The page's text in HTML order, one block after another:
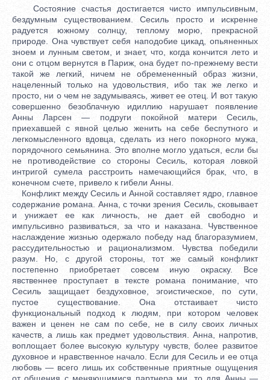
Состояние счастья достигается чисто импульсивным,
бездумным существованием. Сесиль просто и искренне
радуется южному солнцу, теплому морю, прекрасной
природе. Она чувствует себя наподобие цикад, опьяненных
зноем и лунным светом, и знает, что, когда кончится лето и
они с отцом вернутся в Париж, она будет по-прежнему вести
такой же легкий, ничем не обремененный образ жизни,
нацеленный только на удовольствия, ибо так же легко и
просто, ни о чем не задумываясь, живет ее отец. И вот такую
совершенно безоблачную идиллию нарушает появление
Анны Ларсен — подруги покойной матери Сесиль,
приехавшей с явной целью женить на себе беспутного и
легкомысленного вдовца, сделать из него покорного мужа,
порядочного семьянина. Это вполне могло удаться, если бы
не противодействие со стороны Сесиль, которая ловкой
интригой сумела расстроить намечающийся брак, что, в
конечном счете, привело к гибели Анны.
Конфликт между Сесиль и Анной составляет ядро, главное
содержание романа. Анна, с точки зрения Сесиль, сковывает
и унижает ее как личность, не дает ей свободно и
импульсивно развиваться, за что и наказана. Чувственное
наслаждение жизнью одержало победу над благоразумием,
рассудительностью и рационализмом. Чувства победили
разум. Но, с другой стороны, тот же самый конфликт
постепенно приобретает совсем иную окраску. Все
явственнее проступает в тексте романа понимание, что
Сесиль защищает бездуховное, эгоистическое, по сути,
пустое существование. Она отстаивает чисто
функциональный подход к людям, при котором человек
важен и ценен не сам по себе, не в силу своих личных
качеств, а лишь как предмет удовольствия. Анна, напротив,
воплощает более высокую культуру чувств, более развитое
духовное и нравственное начало. Если для Сесиль и ее отца
любовь — всего лишь их собственные приятные ощущения
от общения с меняющимися партнера ми, то для Анны —